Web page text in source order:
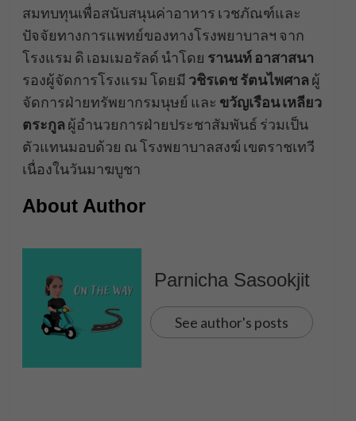
สมทบทุนเพื่อสนับสนุนค่าอาหาร เวชภัณฑ์และ
ปัจจัยทางการแพทย์ของทางโรงพยาบาลฯ จาก
โรงแรม ดิ เอมเมอรัลด์ นำโดย รานนท์ อาสาสนา
รองผู้จัดการโรงแรม โดยมี วชิรเดช รัตนไพศาล ผู้
จัดการฝ่ายทรัพยากรมนุษย์ และ ขวัญเรือน เหลียว
ตระกูล ผู้อำนวยการฝ่ายประชาสัมพันธ์ ร่วมเป็น
ตัวแทนมอบด้วย ณ โรงพยาบาลสงฆ์ เขตราชเทวี
เนื่องในวันมาฆบูชา
About Author
Parnicha Sasookjit
See author's posts